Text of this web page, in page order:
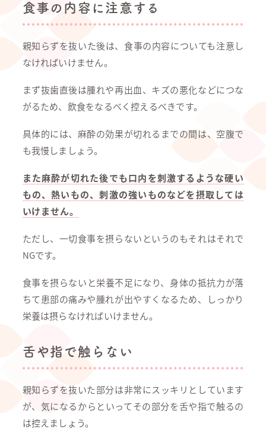
食事の内容に注意する
親知らずを抜いた後は、食事の内容についても注意し
なければいけません。
まず抜歯直後は腫れや再出血、キズの悪化などにつな
がるため、飲食をなるべく控えるべきです。
具体的には、麻酔の効果が切れるまでの間は、空腹で
も我慢しましょう。
また麻酔が切れた後でも口内を刺激するような硬い
もの、熱いもの、刺激の強いものなどを摂取しては
いけません。
ただし、一切食事を摂らないというのもそれはそれで
NGです。
食事を摂らないと栄養不足になり、身体の抵抗力が落
ちて患部の痛みや腫れが出やすくなるため、しっかり
栄養は摂らなければいけません。
舌や指で触らない
親知らずを抜いた部分は非常にスッキリとしています
が、気になるからといってその部分を舌や指で触るの
は控えましょう。